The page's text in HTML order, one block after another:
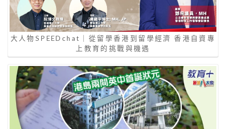
大人物SPEEDchat｜從留學香港到留學經濟 香港自資專
上教育的挑戰與機遇